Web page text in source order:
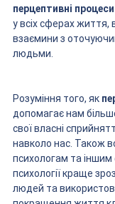
перцептивні процеси
у всіх сферах життя,
взаємини з
людьми.
Розуміння того, як
допомагає нам
свої власні
навколо нас. Також
психологам та іншим
психології краще
людей та